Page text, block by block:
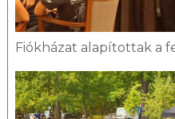
Fiókházat alapítottak a